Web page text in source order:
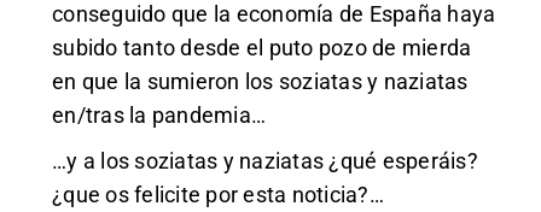
conseguido que la economía de España haya
subido tanto desde el puto pozo de mierda
en que la sumieron los soziatas y naziatas
en/tras la pandemia…
…y a los soziatas y naziatas ¿qué esperáis?
¿que os felicite por esta noticia?…